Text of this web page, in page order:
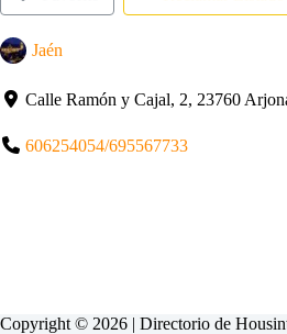
Jaén
Calle Ramón y Cajal, 2, 23760
606254054/695567733
Copyright © 2026 | Directorio de